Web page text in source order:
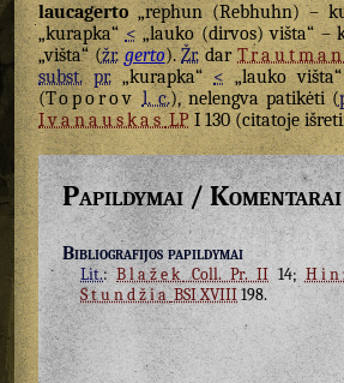
laucagerto„rephun (Rebhuhn) –
„kurapka“<„lauko (dirvos) višta“ –
„višta“ (žr. gerto).Žr.dar
subst. pr.„kurapka“<„lauko
(Toporov l. c.), nelengva patikėti (
IvanauskasLPI 130 (citatoje
Papildymai / Komentarai
Bibliografijos papildymai
Lit.:BlažekColl. Pr. II 14;
StundžiaBSI XVIII198.